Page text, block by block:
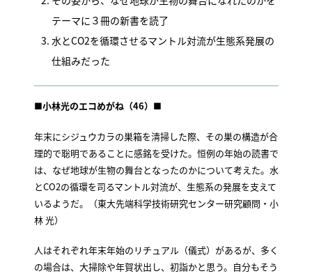
テーマに３冊の新書を読了
水とCO2を循環させるマントル対流が生態系発展の
仕組みだった
■小林光のエコめがね（46）■
年末にシジュウカラの巣箱を清掃した際、その巣の構造が合
理的で聡明であることに感銘を受けた。恒例の年始の読書で
は、なぜ地球が生物の舞台となったのかについて考えた。水
とCO2の循環を司るマントル対流が、生態系の発展を支えて
いるようだ。（東大先端科学技術研究センター研究顧問・小
林 光）
人はそれぞれ年末年始のリチュアル（儀式）があるが、多く
の場合は、大掃除や年賀状出し、初詣かと思う。自分もそう